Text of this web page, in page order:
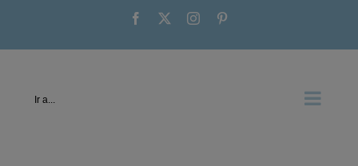
contenido
Facebook Instagram
Ir a...